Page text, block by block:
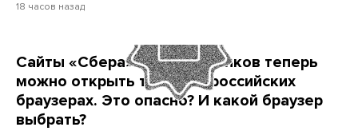
18 часов назад
Сайты «Сбера» и других банков теперь
можно открыть только в российских
браузерах. Это опасно? И какой браузер
выбрать?